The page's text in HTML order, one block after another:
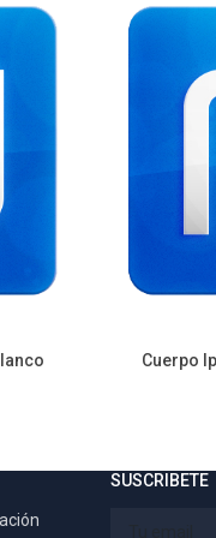
Cuerpo
SUSCRIBETE